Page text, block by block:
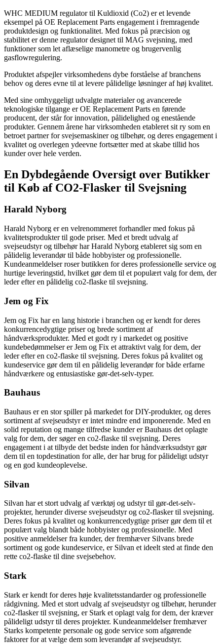
WHC MEDIUM regulator til Kuldioxid (Co2) er et levende
eksempel på OE Replacement Parts engagement i fremragende
produktdesign og funktionalitet. Med fokus på præcision og
stabilitet er denne regulator designet til MAG svejsning, med
funktioner som let aflæselige manometre og brugervenlig
gasflowregulering.
Produktet afspejler virksomhedens dybe forståelse af branchens
behov og deres evne til at levere pålidelige løsninger af høj kvalitet.
Med sine omhyggeligt udvalgte materialer og avancerede
teknologiske tilgange er OE Replacement Parts en førende
producent, der står for innovation, pålidelighed og enestående
produkter. Gennem årene har virksomheden etableret sit ry som en
betroet partner for svejsemaskiner og tilbehør, og deres engagement i
kvalitet og overlegen ydeevne fortsætter med at skabe tillid hos
kunder over hele verden.
En Dybdegående Oversigt over Butikker
til Køb af CO2-Flasker til Svejsning
Harald Nyborg
Harald Nyborg er en velrenommeret forhandler med fokus på
kvalitetsprodukter til gode priser. Med et bredt udvalg af
svejseudstyr og tilbehør har Harald Nyborg etableret sig som en
pålidelig leverandør til både hobbyister og professionelle.
Kundeanmeldelser roser butikken for deres professionelle service og
hurtige leveringstid, hvilket gør dem til et populært valg for dem, der
leder efter en pålidelig co2-flaske til svejsning.
Jem og Fix
Jem og Fix har en lang historie i branchen og er kendt for deres
konkurrencedygtige priser og brede sortiment af
håndværksprodukter. Med et godt ry i markedet og positive
kundebedømmelser er Jem og Fix et attraktivt valg for dem, der
leder efter en co2-flaske til svejsning. Deres fokus på kvalitet og
kundeservice gør dem til en pålidelig leverandør for både erfarne
håndværkere og entusiastiske gør-det-selv-typer.
Bauhaus
Bauhaus er en stor spiller på markedet for DIY-produkter, og deres
sortiment af svejseudstyr er intet mindre end imponerende. Med en
solid reputation og mange tilfredse kunder er Bauhaus det oplagte
valg for dem, der søger en co2-flaske til svejsning. Deres
engagement i at tilbyde det bedste inden for håndværksudstyr gør
dem til en topdestination for alle, der har brug for pålideligt udstyr
og en god kundeoplevelse.
Silvan
Silvan har et stort udvalg af værktøj og udstyr til gør-det-selv-
projekter, herunder diverse svejseudstyr og co2-flasker til svejsning.
Deres fokus på kvalitet og konkurrencedygtige priser gør dem til et
populært valg blandt både hobbyister og professionelle. Med
positive anmeldelser fra kunder, der fremhæver Silvans brede
sortiment og gode kundeservice, er Silvan et ideelt sted at finde den
rette co2-flaske til dine svejsebehov.
Stark
Stark er kendt for deres høje kvalitetsstandarder og professionelle
rådgivning. Med et stort udvalg af svejseudstyr og tilbehør, herunder
co2-flasker til svejsning, er Stark et oplagt valg for dem, der kræver
pålideligt udstyr til deres projekter. Kundeanmeldelser fremhæver
Starks kompetente personale og gode service som afgørende
faktorer for at vælge dem som leverandør af svejseudstyr.